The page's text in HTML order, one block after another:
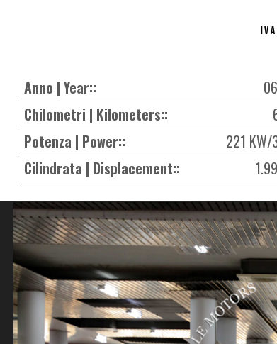
Anno | Year::
Chilometri | Kilometers::
Potenza | Power::
221 KW/
Cilindrata | Displacement::